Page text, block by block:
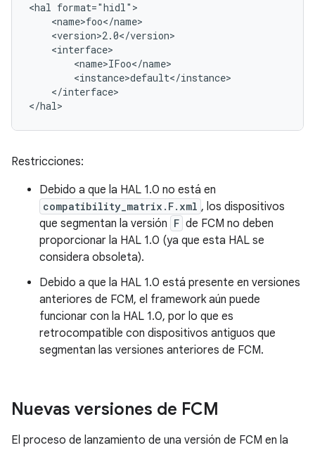
<hal format="hidl">
    <name>foo</name>
    <version>2.0</version>
    <interface>
        <name>IFoo</name>
        <instance>default</instance>
    </interface>
Restricciones:
Debido a que la HAL 1.0 no está en
compatibility_matrix.F.xml , los dispositivos
que segmentan la versión F de FCM no deben
proporcionar la HAL 1.0 (ya que esta HAL se
considera obsoleta).
Debido a que la HAL 1.0 está presente en versiones
anteriores de FCM, el framework aún puede
funcionar con la HAL 1.0, por lo que es
retrocompatible con dispositivos antiguos que
segmentan las versiones anteriores de FCM.
Nuevas versiones de FCM
El proceso de lanzamiento de una versión de FCM en la